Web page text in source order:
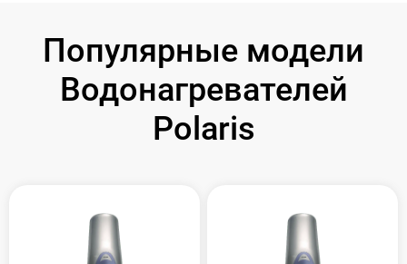
Популярные модели
Водонагревателей
Polaris